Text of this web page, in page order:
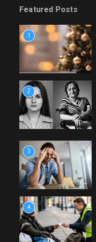
Featured Posts
1
2
3
4